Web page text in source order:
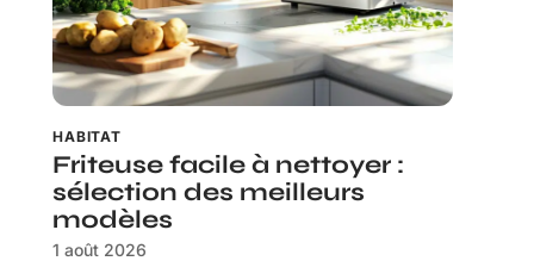
HABITAT
Friteuse facile à nettoyer :
sélection des meilleurs
modèles
1 août 2026